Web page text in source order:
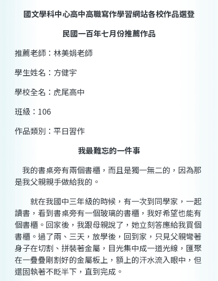
國文學科中心高中高職寫作學習網站各校作品選登
民國一百年七月份推薦作品
推薦老師： 林美娟老師
學生姓名：方健宇
學校全名：虎尾高中
班級： 106
作品類別：平日習作
我最難忘的一件事
我的書桌旁有兩個書櫃，而且是獨一無二的，因為那
是我父親親手做給我的。
就在我國中三年級的時候，有一次到同學家，一起
讀書，看到書桌旁有一個玻璃的書櫃，我好希望也能有
個書櫃。回家後，我跟母親說了，她立刻答應給我買個
書櫃。過了兩、三天，放學後，回到家，只見父親彎著
身子在切割、拼裝著金屬，目光集中成一道光線，匯聚
在一疊疊剛割好的金屬板上，額上的汗水流入眼中，但
還固執著不眨半下，直到完成。